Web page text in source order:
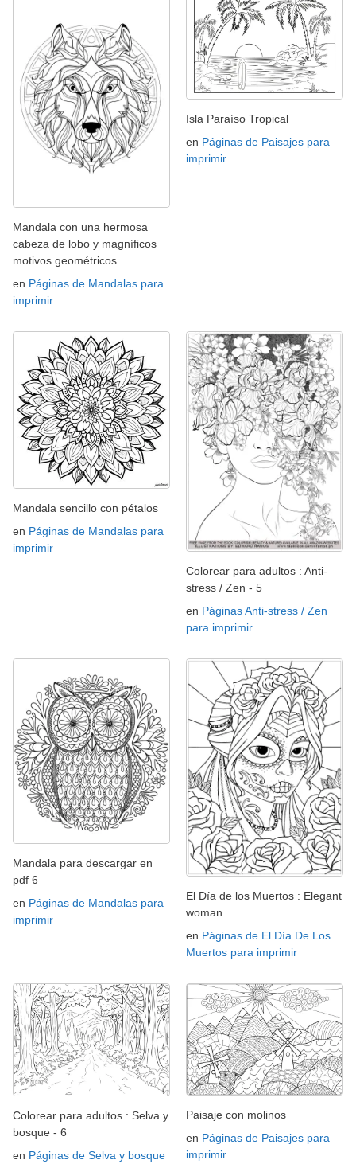
Mandala con una hermosa
cabeza de lobo y magníficos
motivos geométricos
en Páginas de Mandalas para
imprimir
Isla Paraíso Tropical
en Páginas de Paisajes para
imprimir
Mandala sencillo con pétalos
en Páginas de Mandalas para
imprimir
Colorear para adultos : Anti-
stress / Zen - 5
en Páginas Anti-stress / Zen
para imprimir
Mandala para descargar en
pdf 6
en Páginas de Mandalas para
imprimir
El Día de los Muertos : Elegant
woman
en Páginas de El Día De Los
Muertos para imprimir
Colorear para adultos : Selva y
bosque - 6
en Páginas de Selva y bosque
Paisaje con molinos
en Páginas de Paisajes para
imprimir